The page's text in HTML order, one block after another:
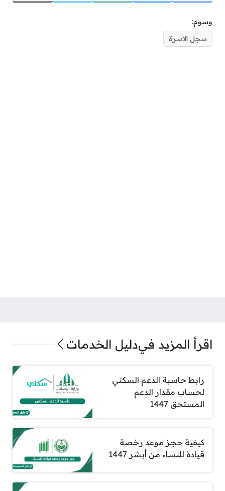
وسوم:
سجل الاسرة
اقرأ المزيد فيدليل الخدمات
رابط حاسبة الدعم السكني
لحساب مقدار الدعم
المستحق 1447
كيفية حجز موعد رخصة
قيادة للنساء من أبشر 1447